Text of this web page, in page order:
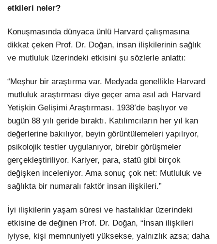
etkileri neler?
Konuşmasında dünyaca ünlü Harvard çalışmasına
dikkat çeken Prof. Dr. Doğan, insan ilişkilerinin sağlık
ve mutluluk üzerindeki etkisini şu sözlerle anlattı:
“Meşhur bir araştırma var. Medyada genellikle Harvard
mutluluk araştırması diye geçer ama asıl adı Harvard
Yetişkin Gelişimi Araştırması. 1938’de başlıyor ve
bugün 88 yılı geride bıraktı. Katılımcıların her yıl kan
değerlerine bakılıyor, beyin görüntülemeleri yapılıyor,
psikolojik testler uygulanıyor, birebir görüşmeler
gerçekleştiriliyor. Kariyer, para, statü gibi birçok
değişken inceleniyor. Ama sonuç çok net: Mutluluk ve
sağlıkta bir numaralı faktör insan ilişkileri.”
İyi ilişkilerin yaşam süresi ve hastalıklar üzerindeki
etkisine de değinen Prof. Dr. Doğan, “İnsan ilişkileri
iyiyse, kişi memnuniyeti yüksekse, yalnızlık azsa; daha